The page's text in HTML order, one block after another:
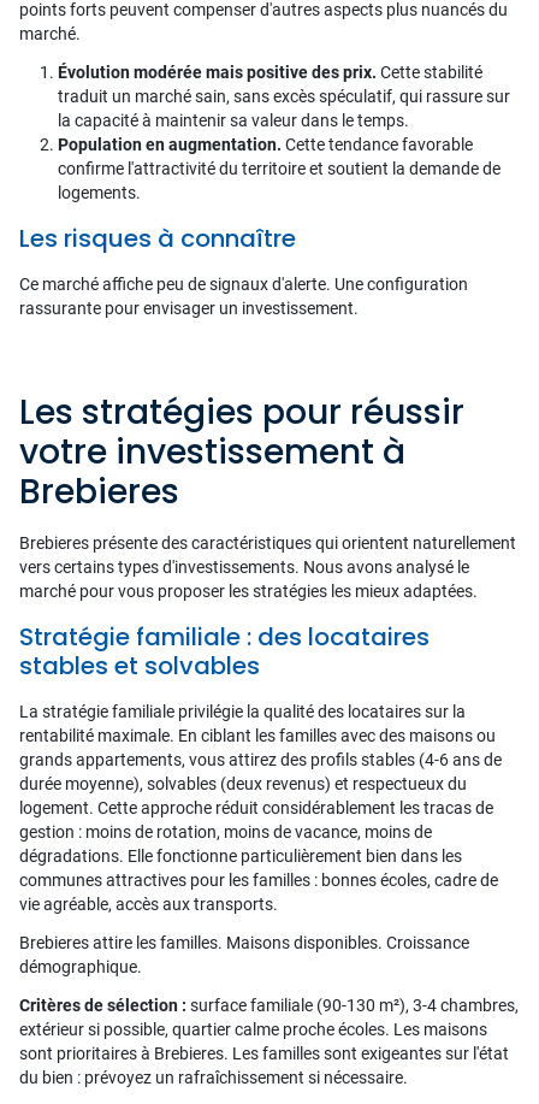
points forts peuvent compenser d'autres aspects plus nuancés du
marché.
Évolution modérée mais positive des prix. Cette stabilité
traduit un marché sain, sans excès spéculatif, qui rassure sur
la capacité à maintenir sa valeur dans le temps.
Population en augmentation. Cette tendance favorable
confirme l'attractivité du territoire et soutient la demande de
logements.
Les risques à connaître
Ce marché affiche peu de signaux d'alerte. Une configuration
rassurante pour envisager un investissement.
Les stratégies pour réussir
votre investissement à
Brebieres
Brebieres présente des caractéristiques qui orientent naturellement
vers certains types d'investissements. Nous avons analysé le
marché pour vous proposer les stratégies les mieux adaptées.
Stratégie familiale : des locataires
stables et solvables
La stratégie familiale privilégie la qualité des locataires sur la
rentabilité maximale. En ciblant les familles avec des maisons ou
grands appartements, vous attirez des profils stables (4-6 ans de
durée moyenne), solvables (deux revenus) et respectueux du
logement. Cette approche réduit considérablement les tracas de
gestion : moins de rotation, moins de vacance, moins de
dégradations. Elle fonctionne particulièrement bien dans les
communes attractives pour les familles : bonnes écoles, cadre de
vie agréable, accès aux transports.
Brebieres attire les familles. Maisons disponibles. Croissance
démographique.
Critères de sélection : surface familiale (90-130 m²), 3-4 chambres,
extérieur si possible, quartier calme proche écoles. Les maisons
sont prioritaires à Brebieres. Les familles sont exigeantes sur l'état
du bien : prévoyez un rafraîchissement si nécessaire.